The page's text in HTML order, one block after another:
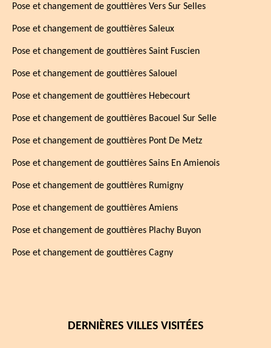
Pose et changement de gouttières Vers Sur Selles
Pose et changement de gouttières Saleux
Pose et changement de gouttières Saint Fuscien
Pose et changement de gouttières Salouel
Pose et changement de gouttières Hebecourt
Pose et changement de gouttières Bacouel Sur Selle
Pose et changement de gouttières Pont De Metz
Pose et changement de gouttières Sains En Amienois
Pose et changement de gouttières Rumigny
Pose et changement de gouttières Amiens
Pose et changement de gouttières Plachy Buyon
Pose et changement de gouttières Cagny
DERNIÈRES VILLES VISITÉES